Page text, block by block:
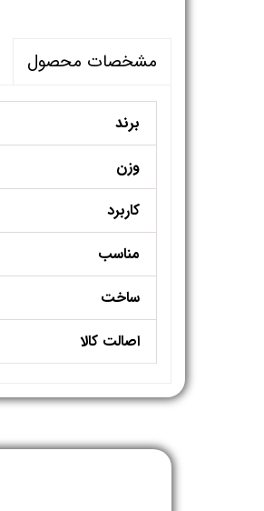
مشخصات محصول
برند
وزن
کاربرد
مناسب
ساخت
اصالت کالا